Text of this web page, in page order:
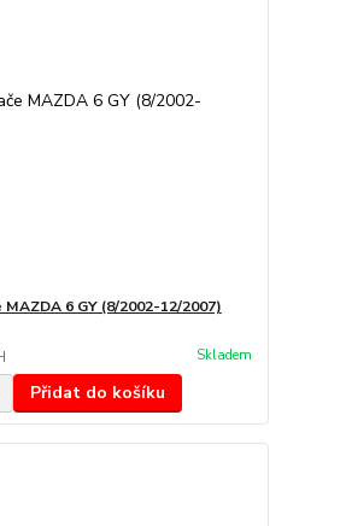
6 GY (8/2002-12/2007)
Skladem
Přidat do košíku